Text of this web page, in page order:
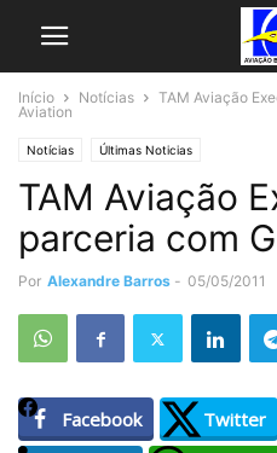
Início Notícias
TAM Aviação
Aviation
Notícias Últimas Noticias
TAM Aviação
parceria com
Por Alexandre Barros - 05/05/2011
Facebook Twitter